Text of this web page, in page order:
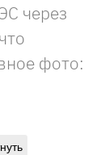
через
фото: